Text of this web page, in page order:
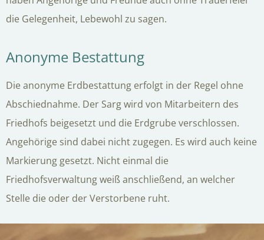
die Gelegenheit, Lebewohl zu sagen.
Anonyme Bestattung
Die anonyme Erdbestattung erfolgt in der Regel ohne
Abschiednahme. Der Sarg wird von Mitarbeitern des
Friedhofs beigesetzt und die Erdgrube verschlossen.
Angehörige sind dabei nicht zugegen. Es wird auch keine
Markierung gesetzt. Nicht einmal die
Friedhofsverwaltung weiß anschließend, an welcher
Stelle die oder der Verstorbene ruht.